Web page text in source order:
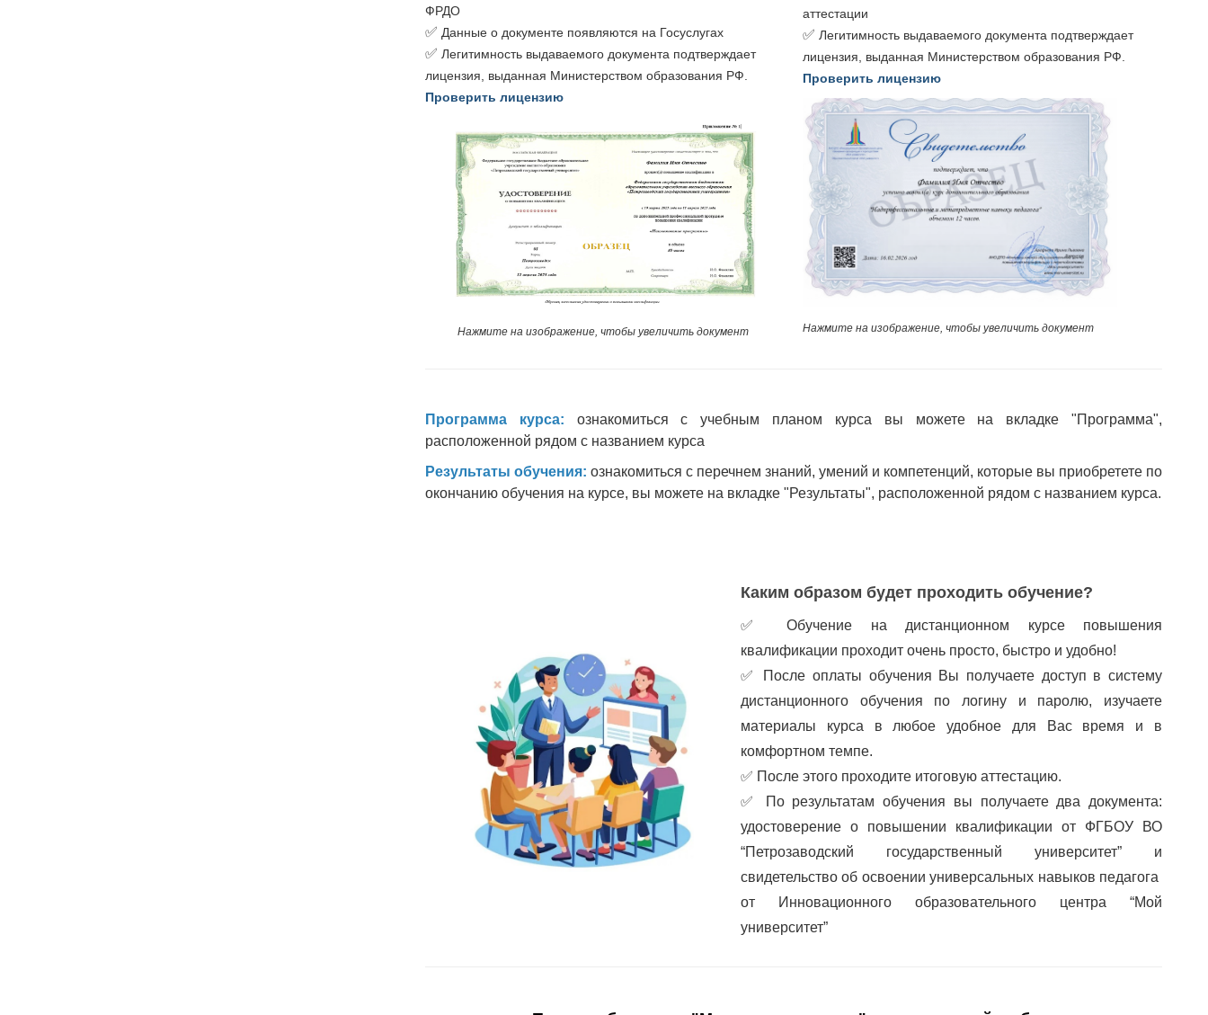
ФРДО
✅ Данные о документе появляются на Госуслугах
✅ Легитимность выдаваемого документа подтверждает
лицензия, выданная Министерством образования РФ.
Проверить лицензию
Нажмите на изображение, чтобы увеличить документ
аттестации
✅ Легитимность выдаваемого документа подтверждает
лицензия, выданная Министерством образования РФ.
Проверить лицензию
Нажмите на изображение, чтобы увеличить документ
Программа курса: ознакомиться с учебным планом курса вы можете на вкладке "Программа",
расположенной рядом с названием курса
Результаты обучения: ознакомиться с перечнем знаний, умений и компетенций, которые вы приобретете по
окончанию обучения на курсе, вы можете на вкладке "Результаты", расположенной рядом с названием курса.
Каким образом будет проходить обучение?
✅ Обучение на дистанционном курсе повышения
квалификации проходит очень просто, быстро и удобно!
✅ После оплаты обучения Вы получаете доступ в систему
дистанционного обучения по логину и паролю, изучаете
материалы курса в любое удобное для Вас время и в
комфортном темпе.
✅ После этого проходите итоговую аттестацию.
✅
По результатам обучения вы получаете два документа:
удостоверение о повышении квалификации от ФГБОУ ВО
“Петрозаводский государственный университет” и
свидетельство об освоении универсальных навыков педагога
от Инновационного образовательного центра “Мой
университет”